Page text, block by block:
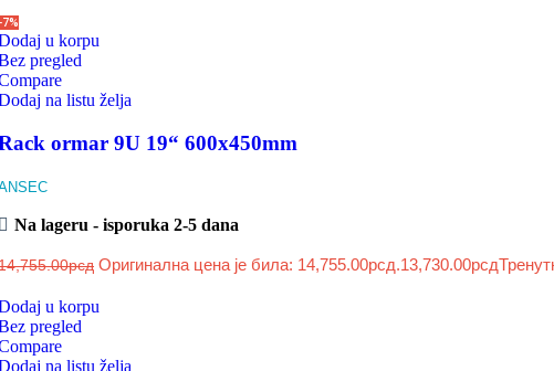
u korpu
pregled
na listu želja
ormar 9U 19“ 600x450mm
Na lageru - isporuka 2-5 dana
рсд Оригинална цена је била: 14,755.00рсд.13,730.00рсд
u korpu
pregled
na listu želja